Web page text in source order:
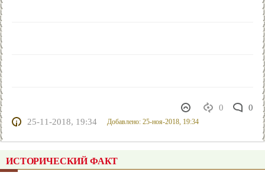
0
0
25-11-2018, 19:34
Добавлено: 25-ноя-2018, 19:34
ИСТОРИЧЕСКИЙ ФАКТ